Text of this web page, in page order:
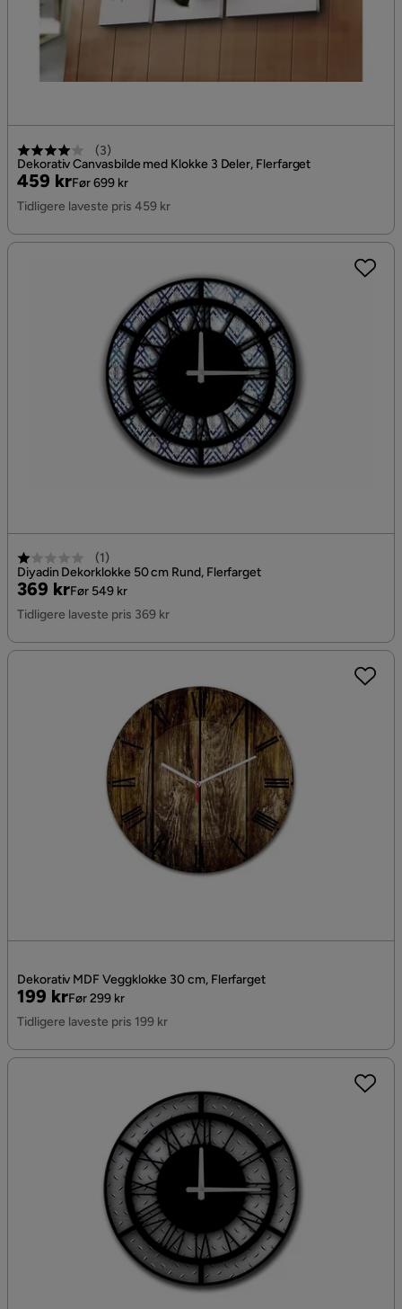
(3)
Dekorativ Canvasbilde med Klokke 3 Deler, Flerfarget
Pris
459 kr
Original
Pris
Før 699 kr
Tidligere laveste pris 459 kr
(1)
Diyadin Dekorklokke 50 cm Rund, Flerfarget
Pris
369 kr
Original
Pris
Før 549 kr
Tidligere laveste pris 369 kr
Dekorativ MDF Veggklokke 30 cm, Flerfarget
Pris
199 kr
Original
Pris
Før 299 kr
Tidligere laveste pris 199 kr